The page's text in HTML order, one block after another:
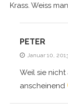
Krass. Weiss
PETER
Januar 10,
Weil sie nicht
anscheinend